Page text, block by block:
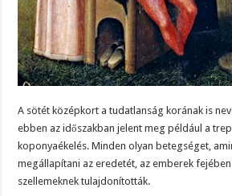
A sötét középkort a tudatlanság korának is
ebben az időszakban jelent meg például a
koponyaékelés. Minden olyan betegséget,
megállapítani az eredetét, az emberek
szellemeknek tulajdonították.